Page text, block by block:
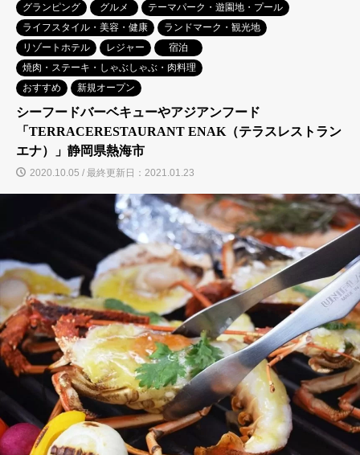
グランピング
グルメ
テーマパーク・遊園地・プール
ライフスタイル・美容・健康
ランドマーク・観光地
リゾートホテル
レジャー
宿泊
焼肉・ステーキ・しゃぶしゃぶ・肉料理
おすすめ
新規オープン
シーフードバーベキューやアジアンフード
「TERRACERESTAURANT ENAK（テラスレストラン
エナ）」静岡県熱海市
2020.10.05 / 最終更新日：2021.01.23